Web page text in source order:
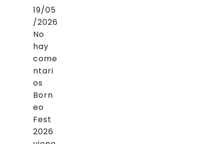
19/05
/2026
No
hay
come
ntari
os
Born
eo
Fest
2026